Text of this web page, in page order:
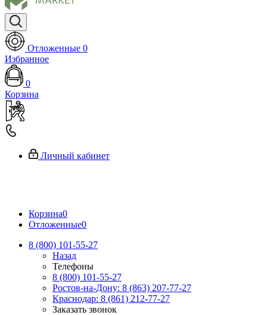
Отложенные 0
Избранное
0
Корзина
Личный кабинет
Корзина0
Отложенные0
8 (800) 101-55-27
Назад
Телефоны
8 (800) 101-55-27
Ростов-на-Дону: 8 (863) 207-77-27
Краснодар: 8 (861) 212-77-27
Заказать звонок